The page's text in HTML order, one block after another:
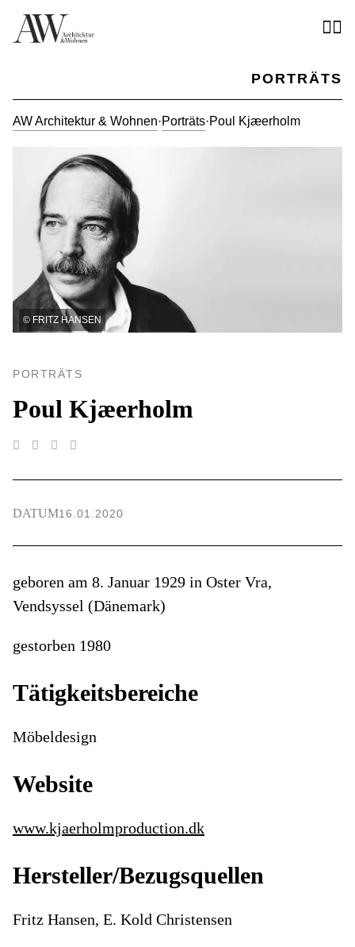
PORTRÄTS
AW Architektur & Wohnen·Porträts·Poul Kjæerholm
© FRITZ HANSEN
PORTRÄTS
Poul Kjæerholm
DATUM16.01.2020
geboren am 8. Januar 1929 in Oster Vra,
Vendsyssel (Dänemark)
gestorben 1980
Tätigkeitsbereiche
Möbeldesign
Website
www.kjaerholmproduction.dk
Hersteller/Bezugsquellen
Fritz Hansen, E. Kold Christensen